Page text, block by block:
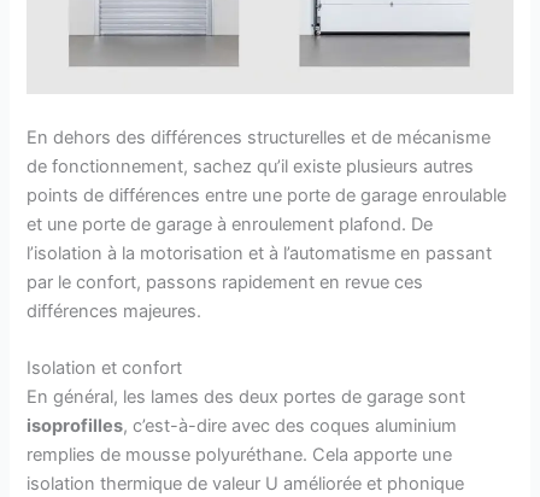
En dehors des différences structurelles et de mécanisme
de fonctionnement, sachez qu’il existe plusieurs autres
points de différences entre une porte de garage enroulable
et une porte de garage à enroulement plafond. De
l’isolation à la motorisation et à l’automatisme en passant
par le confort, passons rapidement en revue ces
différences majeures.
Isolation et confort
En général, les lames des deux portes de garage sont
isoprofilles, c’est-à-dire avec des coques aluminium
remplies de mousse polyuréthane. Cela apporte une
isolation thermique de valeur U améliorée et phonique